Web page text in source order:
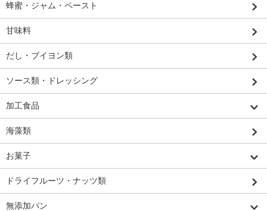
蜂蜜・ジャム・ペースト
甘味料
だし・ブイヨン類
ソース類・ドレッシング
加工食品
海藻類
お菓子
ドライフルーツ・ナッツ類
無添加パン